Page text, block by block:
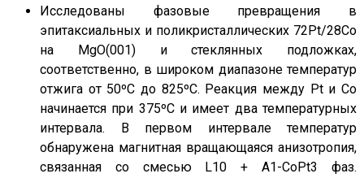
Исследованы фазовые превращения в
эпитаксиальных и поликристаллических 72Pt/28Co
на MgO(001) и стеклянных подложках,
соответственно, в широком диапазоне температур
отжига от 50ºC до 825ºC. Реакция между Pt и Co
начинается при 375ºC и имеет два температурных
интервала. В первом интервале температур
обнаружена магнитная вращающаяся анизотропия,
связанная со смесью L10 + A1-CoPt3 фаз.